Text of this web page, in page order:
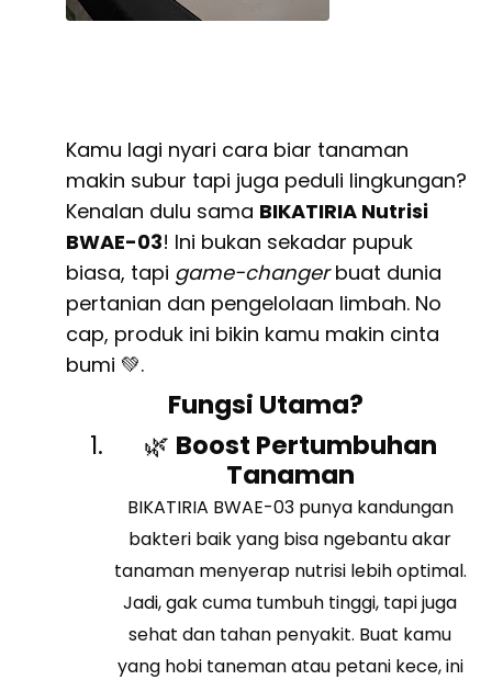
Kamu lagi nyari cara biar tanaman
makin subur tapi juga peduli lingkungan?
Kenalan dulu sama BIKATIRIA Nutrisi
BWAE-03! Ini bukan sekadar pupuk
biasa, tapi game-changerbuat dunia
pertanian dan pengelolaan limbah. No
cap, produk ini bikin kamu makin cinta
bumi 💚.
Fungsi Utama?
🌿 Boost Pertumbuhan
Tanaman
BIKATIRIA BWAE-03 punya kandungan
bakteri baik yang bisa ngebantu akar
tanaman menyerap nutrisi lebih optimal.
Jadi, gak cuma tumbuh tinggi, tapi juga
sehat dan tahan penyakit. Buat kamu
yang hobi taneman atau petani kece, ini